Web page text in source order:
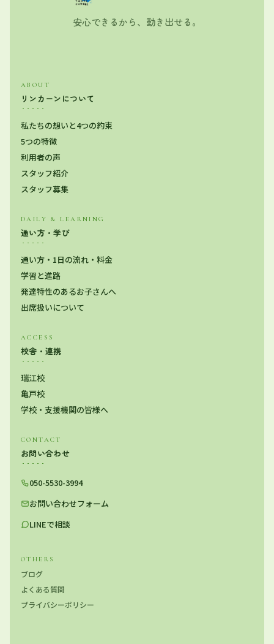
安心できるから、動き出せる。
ABOUT
リンカーンについて
私たちの想いと4つの約束
5つの特徴
利用者の声
スタッフ紹介
スタッフ募集
DAILY & LEARNING
通い方・学び
通い方・1日の流れ・料金
学習と進路
発達特性のあるお子さんへ
出席扱いについて
ACCESS
校舎・連携
瑞江校
亀戸校
学校・支援機関の皆様へ
CONTACT
お問い合わせ
050-5530-3994
お問い合わせフォーム
LINEで相談
OTHERS
ブログ
よくある質問
プライバシーポリシー